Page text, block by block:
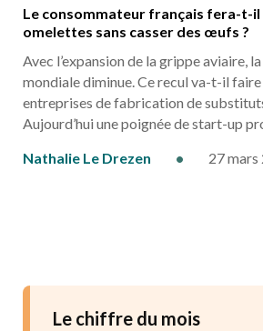
Le consommateur français fera-t-
omelettes sans casser des œufs ?
Avec l’expansion de la grippe aviaire,
mondiale diminue. Ce recul va-t-il faire
entreprises de fabrication de
Aujourd’hui une poignée de start-up
Nathalie Le Drezen
• 27 mars
Le chiffre du mois